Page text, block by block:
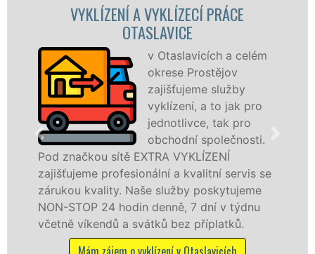
a celém
a to jak pro
tak pro
společnosti.
servis se
dní v týdnu
VYKLÍZECÍ PRÁCE A SLUŽBY
VYKLÍZENÍ
franchisových
levné, přesto
profesionální
v Otaslavicích a okolí.
službu jak fyzickým, tak
osobám se zárukou kvalitně
práce, a to NON-STOP bez
Mám zájem o vyklízecí práce v